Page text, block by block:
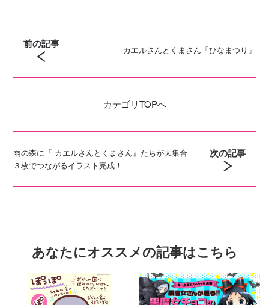
前の記事 カエルさんとくまさん「ひなまつり」
カテゴリTOPへ
雨の森に『 カエルさんとくまさん』たちが大集合
３枚でつながるイラスト完成！
次の記事
あなたにオススメの記事はこちら